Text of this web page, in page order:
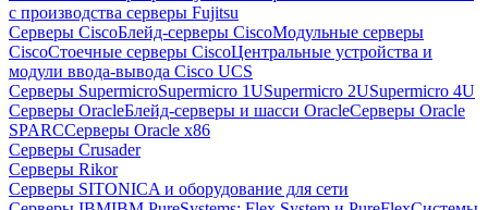
с производства серверы Fujitsu
Серверы CiscoБлейд-серверы CiscoМодульные серверы
CiscoСтоечные серверы CiscoЦентральные устройства и
модули ввода-вывода Cisco UCS
Серверы SupermicroSupermicro 1USupermicro 2USupermicro 4U
Серверы OracleБлейд-серверы и шасси OracleСерверы Oracle
SPARCСерверы Oracle x86
Серверы Crusader
Серверы Rikor
Серверы SITONICA и оборудование для сети